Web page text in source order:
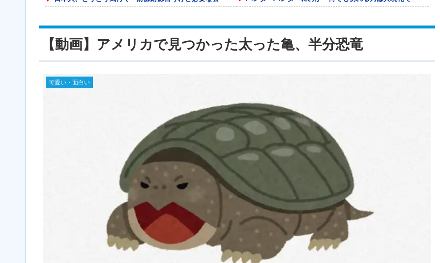
死神の姿で病院の屋上に登り、患者を見つめていた男
海外「日本人はなんて気高いんだ！」 英高級紙も驚
【画像】イケおぢ、やはり若い女をワンチャンｗｗｗ
【悲報】コードレス掃除機、ガチでたかすぎる・・・
※画像のみ 海人 vs シアサラニ 2 ハイキッ
PTA会長「PTA参加拒否した親へ最終警告。こう
【朗報】Switch2、ゲームキューブを抜く。発
【AM4】 さすがにDDR5へ乗り換えるタイミン
【画像】東京のライオンさん、溶けるｗｗｗｗｗｗｗ
海外「全部日本の真似だったのか…」 日本の普通の
【画像】協調介入食らったドル円のチャートwwww
【デレマス】仮面ライダーバロンＰ第２話「蒼翼の乙
※画像のみ 野杁正明 vs リウ・メンヤン 2
【朗報】かわいい動物の動画がストレス・不安の軽減
【動画】アメリカで見つかった太った亀、半分恐竜
可愛い・面白い